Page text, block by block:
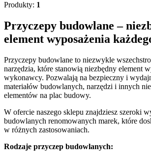
Produkty: 1
Przyczepy budowlane –
element wyposażenia
Przyczepy budowlane to niezwykle
narzędzia, które stanowią niezbędny element
wykonawcy. Pozwalają na bezpieczny i
materiałów budowlanych, narzędzi i innych
elementów na plac budowy.
W ofercie naszego sklepu znajdziesz szeroki
budowlanych renomowanych marek, które
w różnych zastosowaniach.
Rodzaje przyczep budowlanych: